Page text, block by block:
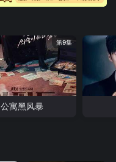
第9集
公寓黑风暴